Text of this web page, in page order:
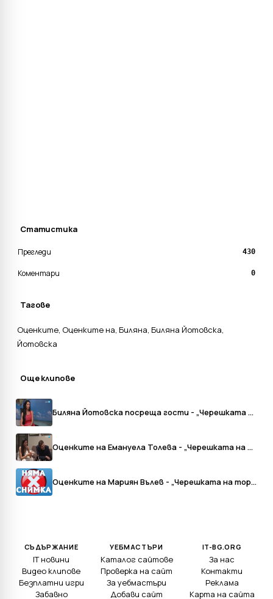
Статистика
Прегледи 430
Коментари 0
Тагове
Оценките, Оценките на, Биляна, Биляна Йотовска,
Йотовска
Още клипове
Биляна Йотовска посреща гости - „Черешката на тортата” (08.07.2019)
Оценките на Емануела Толева - „Черешката на тортата” (11.06.2019)
Оценките на Мариян Вълев - „Черешката на тортата” (31.05.2019)
СЪДЪРЖАНИЕ
IT новини
Видео клипове
Безплатни игри
Забавно
УЕБМАСТЪРИ
Каталог сайтове
Проверка на сайт
За уебмастъри
Добави сайт
IT-BG.ORG
За нас
Контакти
Реклама
Карта на сайта